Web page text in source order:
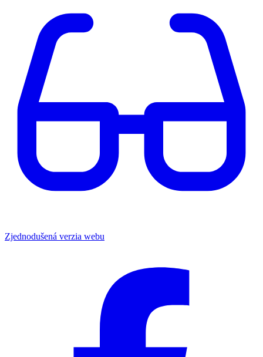
Zjednodušená verzia webu